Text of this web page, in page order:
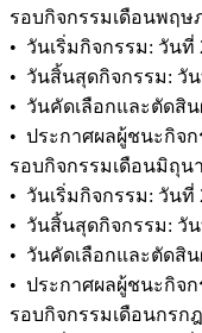
รอบกิจกรรมเดือนพฤษ
• วันเริ่มกิจกรรม: วันที่
• วันสิ้นสุดกิจกรรม: วัน
• วันคัดเลือกและตัดสิ
• ประกาศผลผู้ชนะกิจก
รอบกิจกรรมเดือนมิถุน
• วันเริ่มกิจกรรม: วันที่
• วันสิ้นสุดกิจกรรม: วัน
• วันคัดเลือกและตัดสิ
• ประกาศผลผู้ชนะกิจก
รอบกิจกรรมเดือนกรก